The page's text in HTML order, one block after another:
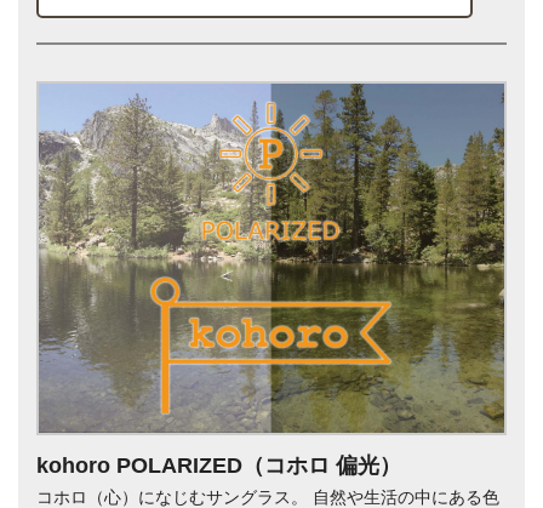
kohoro POLARIZED（コホロ 偏光）
コホロ（心）になじむサングラス。 自然や生活の中にある色